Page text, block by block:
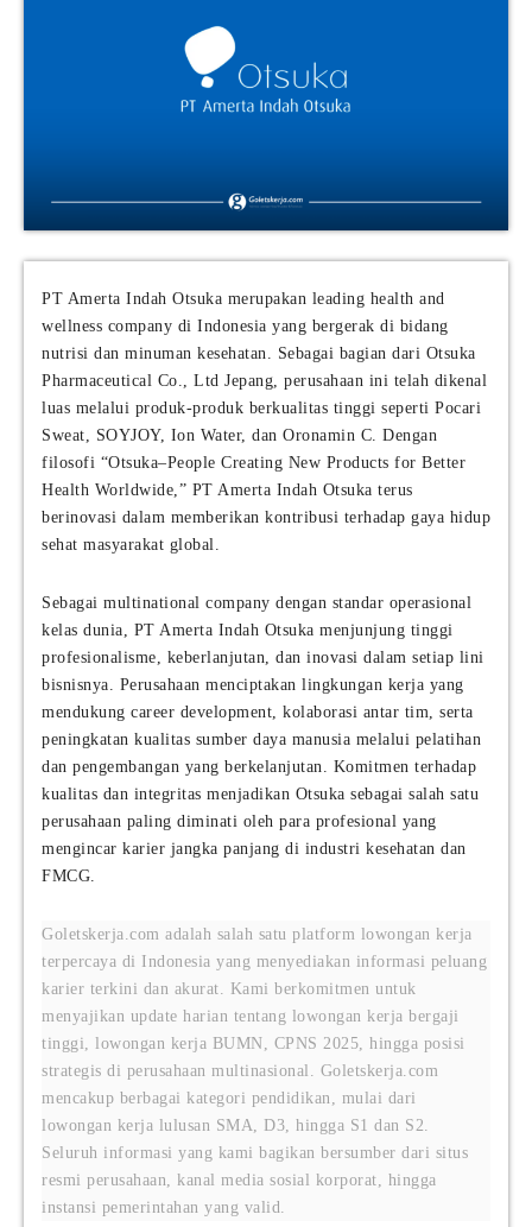
PT Amerta Indah Otsuka merupakan leading health and
wellness company di Indonesia yang bergerak di bidang
nutrisi dan minuman kesehatan. Sebagai bagian dari Otsuka
Pharmaceutical Co., Ltd Jepang, perusahaan ini telah dikenal
luas melalui produk-produk berkualitas tinggi seperti Pocari
Sweat, SOYJOY, Ion Water, dan Oronamin C. Dengan
filosofi “Otsuka–People Creating New Products for Better
Health Worldwide,” PT Amerta Indah Otsuka terus
berinovasi dalam memberikan kontribusi terhadap gaya hidup
sehat masyarakat global.
Sebagai multinational company dengan standar operasional
kelas dunia, PT Amerta Indah Otsuka menjunjung tinggi
profesionalisme, keberlanjutan, dan inovasi dalam setiap lini
bisnisnya. Perusahaan menciptakan lingkungan kerja yang
mendukung career development, kolaborasi antar tim, serta
peningkatan kualitas sumber daya manusia melalui pelatihan
dan pengembangan yang berkelanjutan. Komitmen terhadap
kualitas dan integritas menjadikan Otsuka sebagai salah satu
perusahaan paling diminati oleh para profesional yang
mengincar karier jangka panjang di industri kesehatan dan
FMCG.
Goletskerja.com adalah salah satu platform lowongan kerja
terpercaya di Indonesia yang menyediakan informasi peluang
karier terkini dan akurat. Kami berkomitmen untuk
menyajikan update harian tentang lowongan kerja bergaji
tinggi, lowongan kerja BUMN, CPNS 2025, hingga posisi
strategis di perusahaan multinasional. Goletskerja.com
mencakup berbagai kategori pendidikan, mulai dari
lowongan kerja lulusan SMA, D3, hingga S1 dan S2.
Seluruh informasi yang kami bagikan bersumber dari situs
resmi perusahaan, kanal media sosial korporat, hingga
instansi pemerintahan yang valid.